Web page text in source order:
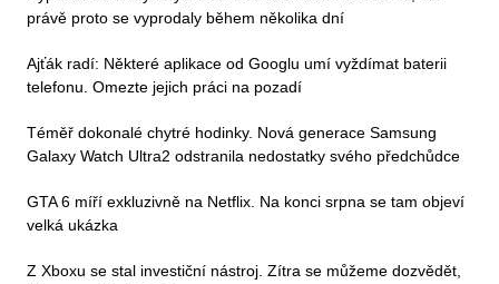
právě proto se vyprodaly během několika dní
Ajťák radí: Některé aplikace od Googlu umí vyždímat baterii
telefonu. Omezte jejich práci na pozadí
Téměř dokonalé chytré hodinky. Nová generace Samsung
Galaxy Watch Ultra2 odstranila nedostatky svého předchůdce
GTA 6 míří exkluzivně na Netflix. Na konci srpna se tam objeví
velká ukázka
Z Xboxu se stal investiční nástroj. Zítra se můžeme dozvědět,